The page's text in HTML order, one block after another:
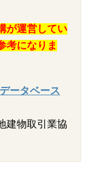
が運営してい
考になりま
ータベース
建物取引業協